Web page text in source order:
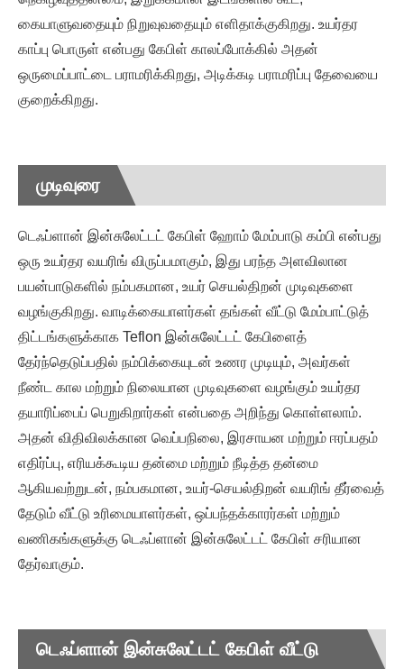
கையாளுவதையும் நிறுவுவதையும் எளிதாக்குகிறது. உயர்தர
காப்பு பொருள் என்பது கேபிள் காலப்போக்கில் அதன்
ஒருமைப்பாட்டை பராமரிக்கிறது, அடிக்கடி பராமரிப்பு தேவையை
குறைக்கிறது.
முடிவுரை
டெஃப்ளான் இன்சுலேட்டட் கேபிள் ஹோம் மேம்பாடு கம்பி என்பது
ஒரு உயர்தர வயரிங் விருப்பமாகும், இது பரந்த அளவிலான
பயன்பாடுகளில் நம்பகமான, உயர் செயல்திறன் முடிவுகளை
வழங்குகிறது. வாடிக்கையாளர்கள் தங்கள் வீட்டு மேம்பாட்டுத்
திட்டங்களுக்காக Teflon இன்சுலேட்டட் கேபிளைத்
தேர்ந்தெடுப்பதில் நம்பிக்கையுடன் உணர முடியும், அவர்கள்
நீண்ட கால மற்றும் நிலையான முடிவுகளை வழங்கும் உயர்தர
தயாரிப்பைப் பெறுகிறார்கள் என்பதை அறிந்து கொள்ளலாம்.
அதன் விதிவிலக்கான வெப்பநிலை, இரசாயன மற்றும் ஈரப்பதம்
எதிர்ப்பு, எரியக்கூடிய தன்மை மற்றும் நீடித்த தன்மை
ஆகியவற்றுடன், நம்பகமான, உயர்-செயல்திறன் வயரிங் தீர்வைத்
தேடும் வீட்டு உரிமையாளர்கள், ஒப்பந்தக்காரர்கள் மற்றும்
வணிகங்களுக்கு டெஃப்ளான் இன்சுலேட்டட் கேபிள் சரியான
தேர்வாகும்.
டெஃப்ளான் இன்சுலேட்டட் கேபிள் வீட்டு